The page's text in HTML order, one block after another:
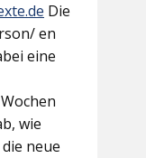
Die
en
eine
wie
neue